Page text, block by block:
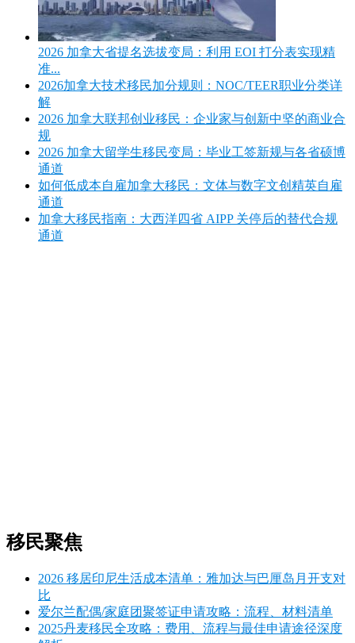
2026 加拿大省提名选拔变局：利用 EOI 打分表实现精
准...
2026加拿大技术移民加分规则：NOC/TEER职业分类详
解
2026 加拿大联邦创业移民：企业家与创新中坚的商业合
规
2026 加拿大留学生移民变局：毕业工签新规与各省硕博
通道
如何低成本自雇加拿大移民：文体与数字文创精英自雇
通道
加拿大移民指南：大西洋四省 AIPP 关停后的替代合规
通道
移民聚焦
2026 移居印尼生活成本清单：雅加达与巴厘岛月开支对
比
爱尔兰配偶/家庭团聚签证申请攻略：流程、材料清单
2025丹麦移民全攻略：费用、流程与最佳申请途径深度